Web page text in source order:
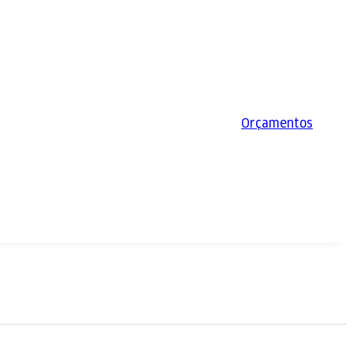
Orçamentos